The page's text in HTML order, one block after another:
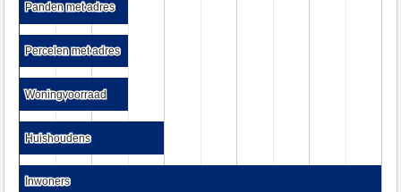
Panden met adres
Panden met adres
Percelen met adres
Percelen met adres
Woningvoorraad
Woningvoorraad
Huishoudens
Huishoudens
Inwoners
Inwoners